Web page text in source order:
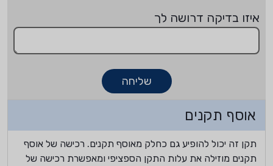
איזו בדיקה דרושה לך
שליחה
אוסף תקנים
תקן זה יכול להופיע גם כחלק מאוסף תקנים. רכישה של אוסף
תקנים מוזילה את עלות התקן הספציפי ומאפשרת רכישה של